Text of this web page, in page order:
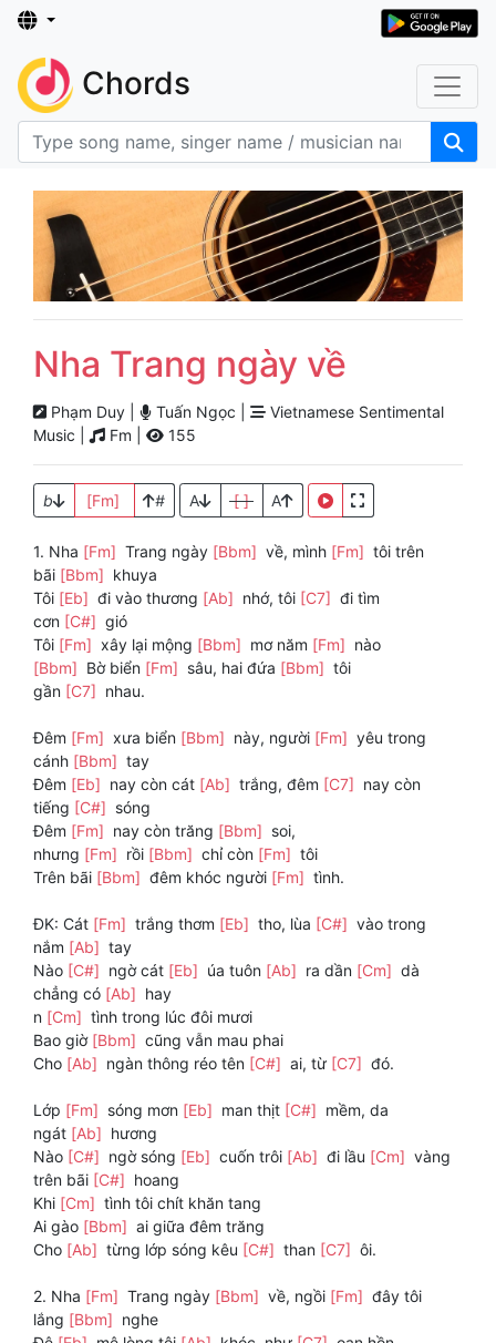
Chords
Nha Trang ngày về
Phạm Duy | Tuấn Ngọc |
Vietnamese Sentimental
Music |
Fm | 155
b [Fm] # A [ ] A
1. Nha [Fm] Trang ngày [Bbm] về, mình [Fm] tôi trên
bãi [Bbm] khuya
Tôi [Eb] đi vào thương [Ab] nhớ, tôi [C7] đi tìm
cơn [C#] gió
Tôi [Fm] xây lại mộng [Bbm] mơ năm [Fm] nào
[Bbm] Bờ biển [Fm] sâu, hai đứa [Bbm] tôi
gần [C7] nhau.
Đêm [Fm] xưa biển [Bbm] này, người [Fm] yêu trong
cánh [Bbm] tay
Đêm [Eb] nay còn cát [Ab] trắng, đêm [C7] nay còn
tiếng [C#] sóng
Đêm [Fm] nay còn trăng [Bbm] soi,
nhưng [Fm] rồi [Bbm] chỉ còn [Fm] tôi
Trên bãi [Bbm] đêm khóc người [Fm] tình.
ĐK: Cát [Fm] trắng thơm [Eb] tho, lùa [C#] vào trong
nắm [Ab] tay
Nào [C#] ngờ cát [Eb] úa tuôn [Ab] ra dần [Cm] dà
chẳng có [Ab] hay
n [Cm] tình trong lúc đôi mươi
Bao giờ [Bbm] cũng vẫn mau phai
Cho [Ab] ngàn thông réo tên [C#] ai, từ [C7] đó.
Lớp [Fm] sóng mơn [Eb] man thịt [C#] mềm, da
ngát [Ab] hương
Nào [C#] ngờ sóng [Eb] cuốn trôi [Ab] đi lầu [Cm] vàng
trên bãi [C#] hoang
Khi [Cm] tình tôi chít khăn tang
Ai gào [Bbm] ai giữa đêm trăng
Cho [Ab] từng lớp sóng kêu [C#] than [C7] ôi.
2. Nha [Fm] Trang ngày [Bbm] về, ngồi [Fm] đây tôi
lắng [Bbm] nghe